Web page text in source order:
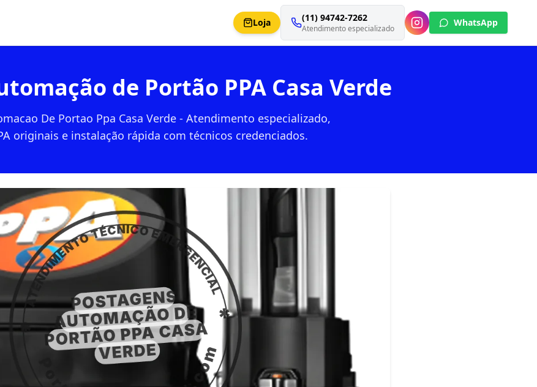
Loja (11) 94742-7262
Atendimento especializado
WhatsApp
de Portão PPA Casa Verde
De Portao Ppa Casa Verde - Atendimento especializado,
originais e instalação rápida com técnicos credenciados.